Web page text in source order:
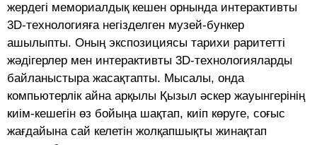
жердегі мемориалдық кешен орнында интерактивты
3D-технологияға негізделген музей-бункер
ашылыпты. Оның экспозициясы тарихи раритетті
жәдігерлер мен интерактивты 3D-технологияларды
байланыстыра жасақтапты. Мысалы, онда
компьютерлік айна арқылы Қызыл әскер жауынгерінің
киім-кешегін өз бойыңа шақтап, киіп көруге, соғыс
жағдайына сай келетін жолқапшықты жинақтап